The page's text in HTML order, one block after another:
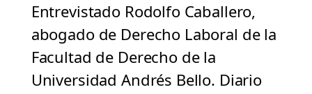
Entrevistado Rodolfo Caballero,
abogado de Derecho Laboral de la
Facultad de Derecho de la
Universidad Andrés Bello. Diario